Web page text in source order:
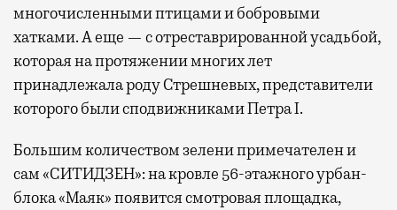
многочисленными птицами и бобровыми
хатками. А еще — с отреставрированной усадьбой,
которая на протяжении многих лет
принадлежала роду Стрешневых, представители
которого были сподвижниками Петра I.
Большим количеством зелени примечателен и
сам «СИТИДЗЕН»: на кровле 56-этажного урбан-
блока «Маяк» появится смотровая площадка,